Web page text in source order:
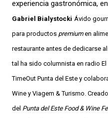
experiencia gastronómica,
Gabriel Bialystocki Ávido
para productos premiumen
restaurante antes de dedicarse
tal ha sido columnista en radio
TimeOut Punta del Este y
Wine y Viagem & Turismo.
del Punta del Este Food & Wine